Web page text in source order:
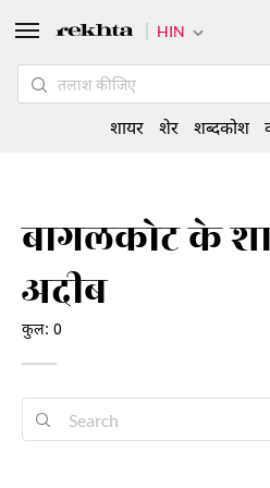
बागलकोट के
अदीब
कुल: 0
HIN
शायर शेर शब्दकोश